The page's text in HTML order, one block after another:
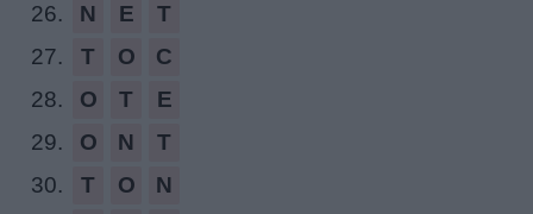
26.
N E
T
27.
T O
C
28.
O T
E
29.
O N
T
30.
T O
N